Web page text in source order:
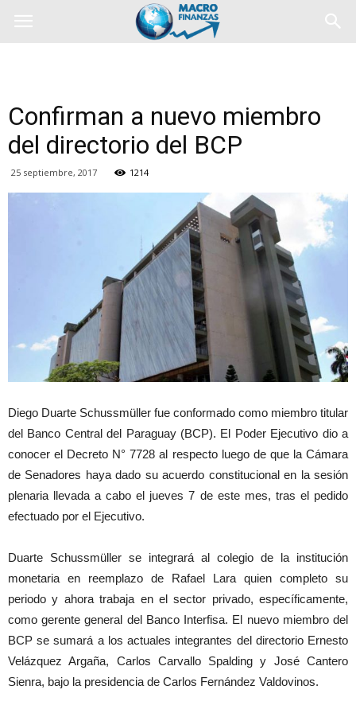
Confirman a nuevo miembro
del directorio del BCP
25 septiembre, 2017 1214
Diego Duarte Schussmüller fue conformado como miembro titular
del Banco Central del Paraguay (BCP). El Poder Ejecutivo dio a
conocer el Decreto N° 7728 al respecto luego de que la Cámara
de Senadores haya dado su acuerdo constitucional en la sesión
plenaria llevada a cabo el jueves 7 de este mes, tras el pedido
efectuado por el Ejecutivo.
Duarte Schussmüller se integrará al colegio de la institución
monetaria en reemplazo de Rafael Lara quien completo su
periodo y ahora trabaja en el sector privado, específicamente,
como gerente general del Banco Interfisa. El nuevo miembro del
BCP se sumará a los actuales integrantes del directorio Ernesto
Velázquez Argaña, Carlos Carvallo Spalding y José Cantero
Sienra, bajo la presidencia de Carlos Fernández Valdovinos.